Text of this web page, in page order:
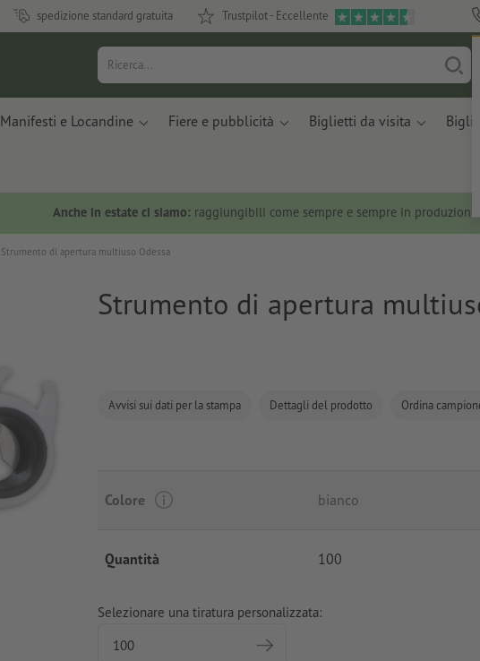
spedizione standard gratuita Trustpilot - Eccellente
Manifesti e Locandine Fiere e pubblicità Biglietti da visita
Anche in estate ci siamo: raggiungibili come sempre e sempre in produzione.
Strumento di apertura multiuso Odessa
Strumento di apertura
Avvisi sui dati per la stampa Dettagli del prodotto Ordina
Colore bianco
Quantità 100
Selezionare una tiratura personalizzata: